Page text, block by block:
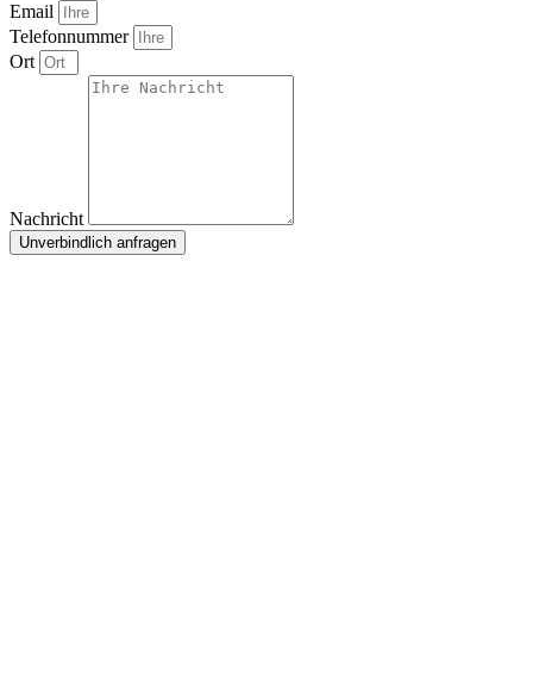
Email
Telefonnummer
Ort
Nachricht
Unverbindlich anfragen